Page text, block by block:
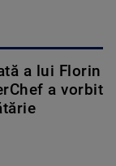
a lui Florin
a vorbit